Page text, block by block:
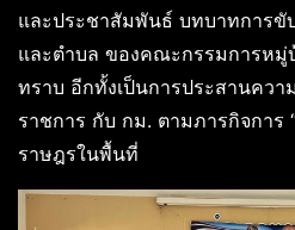
และประชาสัมพันธ์ บทบาทการ
และตำบล ของคณะกรรมการห
ทราบ อีกทั้งเป็นการประสานคว
ราชการ กับ กม. ตามภารกิจการ
ราษฎรในพื้นที่